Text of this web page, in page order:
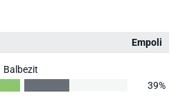
Empoli
Balbezit
39%